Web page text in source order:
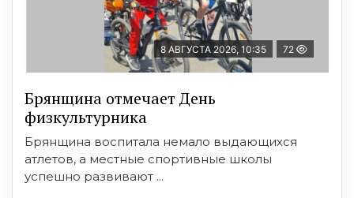
8 АВГУСТА 2026, 10:35 72
Брянщина отмечает День
физкультурника
Брянщина воспитала немало выдающихся
атлетов, а местные спортивные школы
успешно развивают ...